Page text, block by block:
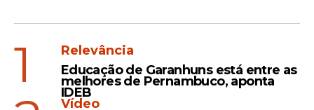
Leia Também
1
Relevância
Educação de Garanhuns está entre as
melhores de Pernambuco, aponta
IDEB
Vídeo